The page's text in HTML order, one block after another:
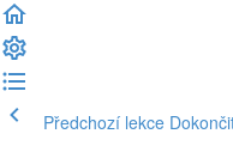
Předchozí lekce